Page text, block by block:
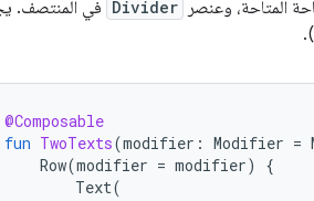
المتاحة، وعنصر Divider في المنتصف.
).
@Composable
fun TwoTexts(modifier : Modifier =
Row(modifier = modifier)
{
Text(